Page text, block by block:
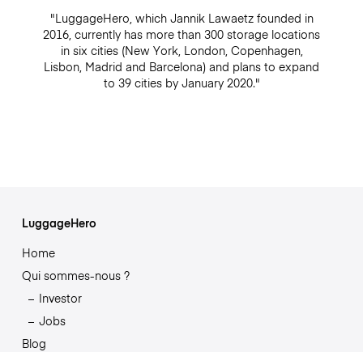
"LuggageHero, which Jannik Lawaetz founded in
2016, currently has more than 300 storage locations
in six cities (New York, London, Copenhagen,
Lisbon, Madrid and Barcelona) and plans to expand
to 39 cities by January 2020."
LuggageHero
Home
Qui sommes-nous ?
Investor
Jobs
Blog